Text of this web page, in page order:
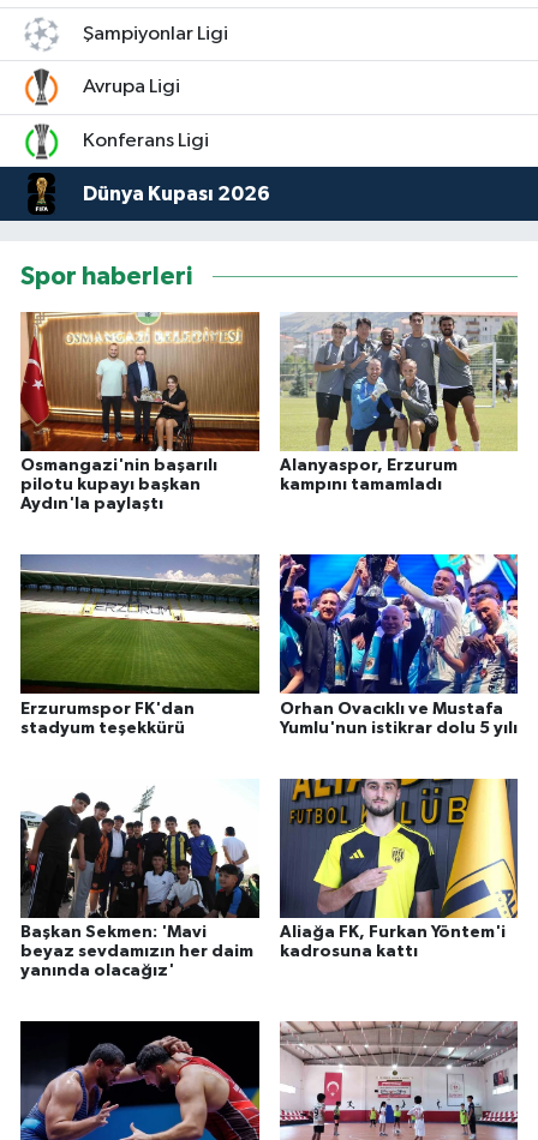
Şampiyonlar Ligi
Avrupa Ligi
Konferans Ligi
Dünya Kupası 2026
Spor haberleri
Osmangazi'nin başarılı
pilotu kupayı başkan
Aydın'la paylaştı
Alanyaspor, Erzurum
kampını tamamladı
Erzurumspor FK'dan
stadyum teşekkürü
Orhan Ovacıklı ve Mustafa
Yumlu'nun istikrar dolu 5 yılı
Başkan Sekmen: 'Mavi
beyaz sevdamızın her daim
yanında olacağız'
Aliağa FK, Furkan Yöntem'i
kadrosuna kattı